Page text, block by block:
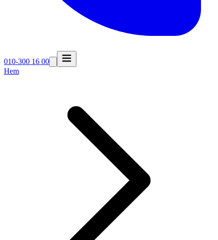
010-300 16 00
Hem